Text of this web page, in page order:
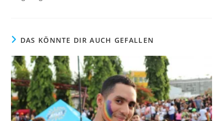
DAS KÖNNTE DIR AUCH GEFALLEN